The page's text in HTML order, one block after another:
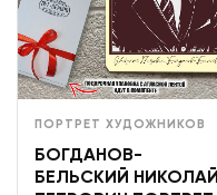
ПОРТРЕТ ХУДОЖНИКОВ
БОГДАНОВ-
БЕЛЬСКИЙ НИКОЛАЙ